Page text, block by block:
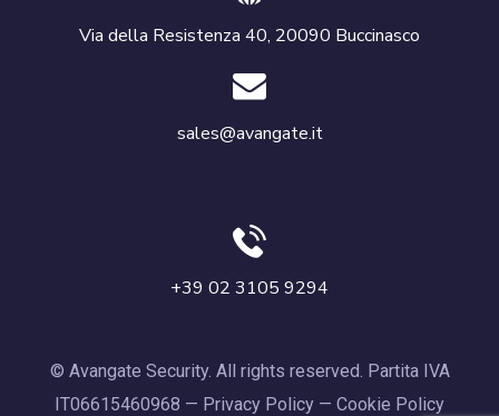
Via della Resistenza 40, 20090 Buccinasco
sales@avangate.it
+39 02 3105 9294
© Avangate Security. All rights reserved. Partita IVA
IT06615460968 — Privacy Policy — Cookie Policy